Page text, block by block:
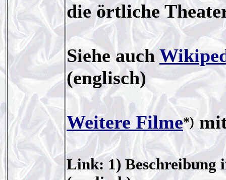
die örtliche
Siehe auch
(englisch)
Weitere Filme*)mit
Link: 1) Beschreibung